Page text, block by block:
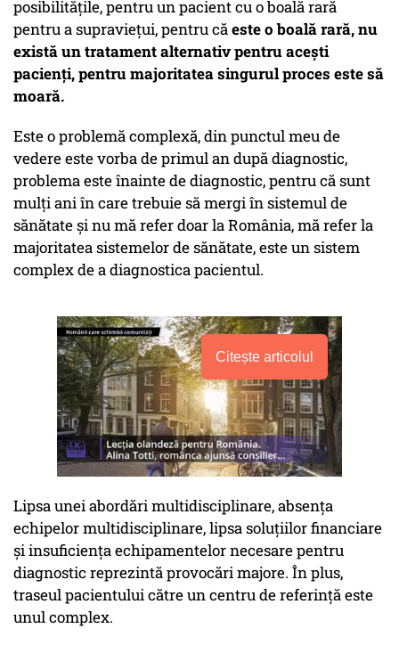
posibilitățile, pentru un pacient cu o boală rară
pentru a supraviețui, pentru căeste o boală rară, nu
există un tratament alternativ pentru acești
pacienți, pentru majoritatea singurul proces este să
moară.
Este o problemă complexă, din punctul meu de
vedere este vorba de primul an după diagnostic,
problema este înainte de diagnostic, pentru că sunt
mulți ani în care trebuie să mergi în sistemul de
sănătate și nu mă refer doar la România, mă refer la
majoritatea sistemelor de sănătate, este un sistem
complex de a diagnostica pacientul.
Citește articolul
Lipsa unei abordări multidisciplinare, absența
echipelor multidisciplinare, lipsa soluțiilor financiare
și insuficiența echipamentelor necesare pentru
diagnostic reprezintă provocări majore. În plus,
traseul pacientului către un centru de referință este
unul complex.